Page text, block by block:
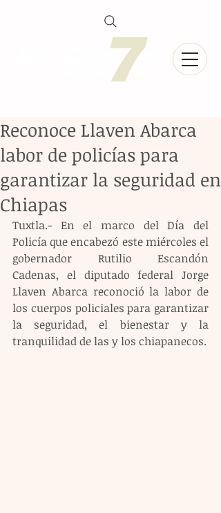
Reconoce Llaven Abarca
labor de policías para
garantizar la seguridad en
Chiapas
Tuxtla.- En el marco del Día del
Policía que encabezó este miércoles el
gobernador Rutilio Escandón
Cadenas, el diputado federal Jorge
Llaven Abarca reconoció la labor de
los cuerpos policiales para garantizar
la seguridad, el bienestar y la
tranquilidad de las y los chiapanecos.